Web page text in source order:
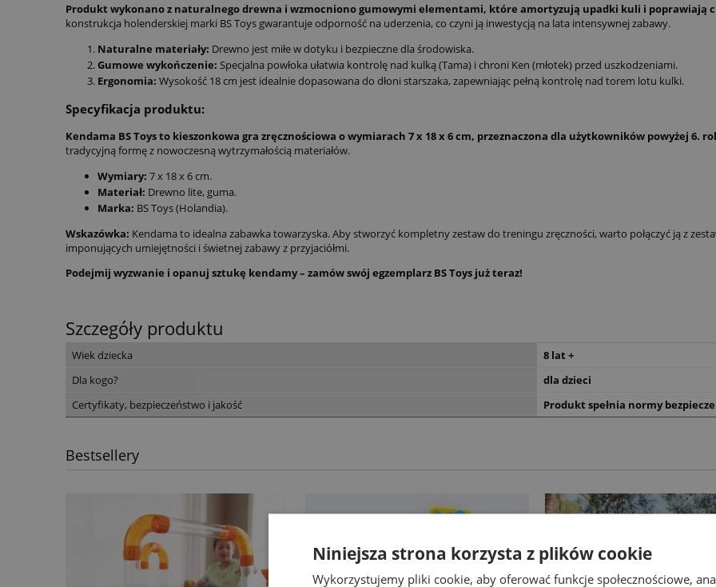
Produkt wykonano z naturalnego drewna i wzmocniono gumowymi elementami, które amortyzują upadki kuli i poprawiają
konstrukcja holenderskiej marki BS Toys gwarantuje odporność na uderzenia, co czyni ją inwestycją na lata intensywnej zabawy.
Naturalne materiały: Drewno jest miłe w dotyku i bezpieczne dla środowiska.
Gumowe wykończenie: Specjalna powłoka ułatwia kontrolę nad kulką (Tama) i chroni Ken (młotek) przed uszkodzeniami.
Ergonomia: Wysokość 18 cm jest idealnie dopasowana do dłoni starszaka, zapewniając pełną kontrolę nad torem lotu kulki.
Specyfikacja produktu:
Kendama BS Toys to kieszonkowa gra zręcznościowa o wymiarach 7 x 18 x 6 cm, przeznaczona dla użytkowników powyżej 6.
tradycyjną formę z nowoczesną wytrzymałością materiałów.
Wymiary: 7 x 18 x 6 cm.
Materiał: Drewno lite, guma.
Marka: BS Toys (Holandia).
Wskazówka: Kendama to idealna zabawka towarzyska. Aby stworzyć kompletny zestaw do treningu zręczności, warto połączyć ją z
imponujących umiejętności i świetnej zabawy z przyjaciółmi.
Podejmij wyzwanie i opanuj sztukę kendamy – zamów swój egzemplarz BS Toys już teraz!
Szczegóły produktu
Wiek dziecka
8 lat +
Dla kogo?
dla dzieci
Certyfikaty, bezpieczeństwo i jakość
Produkt spełnia normy
Bestsellery
Niniejsza strona korzysta z plików cookie
Wykorzystujemy pliki cookie, aby oferować funkcje społecznościowe,